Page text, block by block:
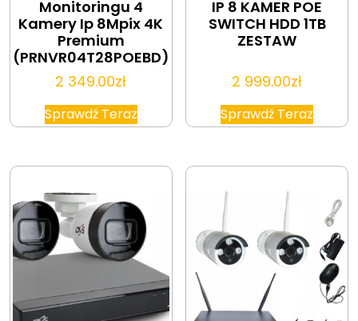
Monitoringu 4
Kamery Ip 8Mpix 4K
Premium
(PRNVR04T28POEBD)
2 349.00zł
Sprawdź Teraz
IP 8 KAMER POE
SWITCH HDD 1TB
ZESTAW
2 999.00zł
Sprawdź Teraz